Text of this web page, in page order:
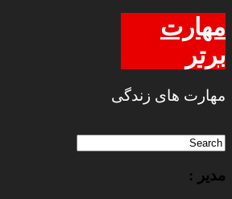
مهارت
برتر
مهارت های زندگی
مدیر :